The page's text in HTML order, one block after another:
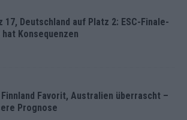
17, Deutschland auf Platz 2: ESC-Finale-
Konsequenzen
Finnland Favorit, Australien überrascht –
Prognose